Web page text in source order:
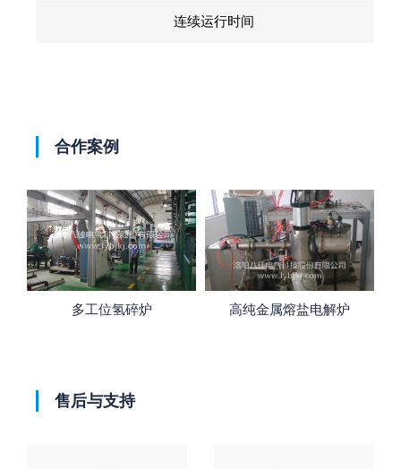
连续运行时间
合作案例
高纯金属熔盐电解炉 高真空热
售后与支持